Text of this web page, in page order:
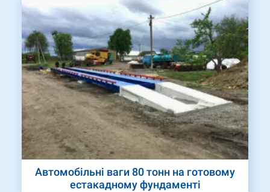
Автомобільні ваги 80 тонн на готовому
естакадному фундаменті